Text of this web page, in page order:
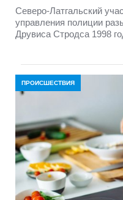
Северо-Латгальский
управления полиции
Друвиса Стродса 1998
ПРОИСШЕСТВИЯ